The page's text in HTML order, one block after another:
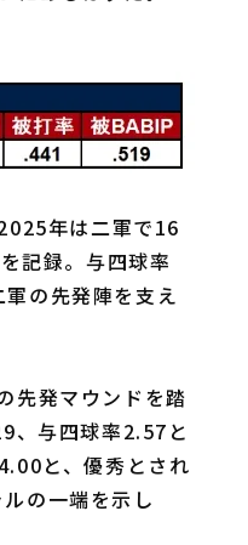
年は二軍で16
記録。与四球率
の先発陣を支え
先発マウンドを踏
、与四球率2.57と
と、優秀とされ
の一端を示し